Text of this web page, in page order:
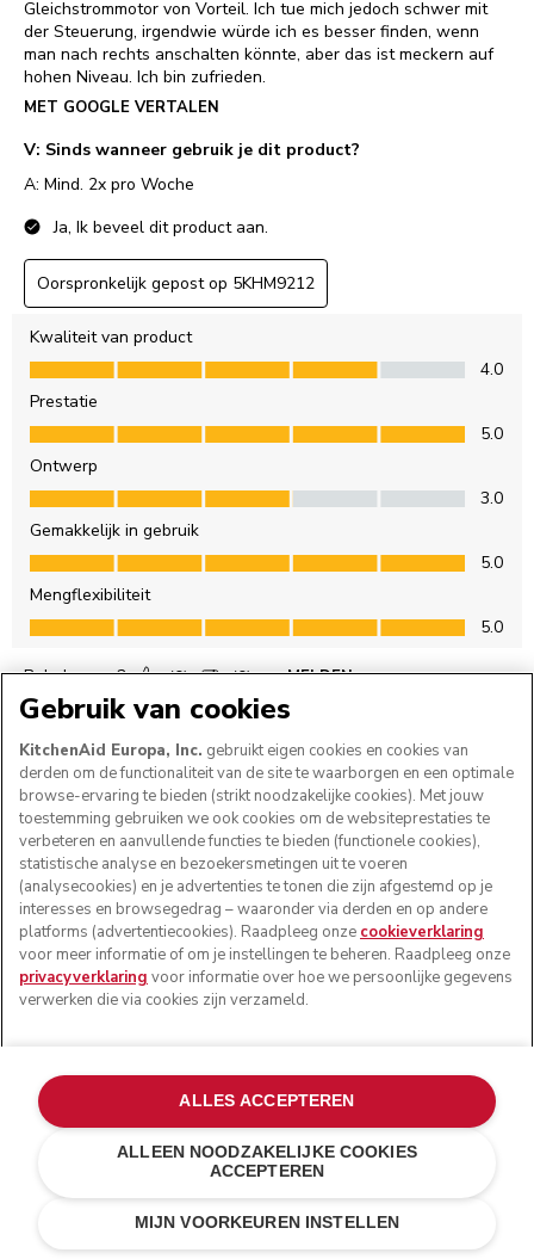
Kosten besparen€ 42,25
Gebruik van cookies
KitchenAid Europa, Inc. gebruikt eigen cookies en cookies van
derden om de functionaliteit van de site te waarborgen en een optimale
browse-ervaring te bieden (strikt noodzakelijke cookies). Met jouw
toestemming gebruiken we ook cookies om de websiteprestaties te
verbeteren en aanvullende functies te bieden (functionele cookies),
statistische analyse en bezoekersmetingen uit te voeren
(analysecookies) en je advertenties te tonen die zijn afgestemd op je
interesses en browsegedrag – waaronder via derden en op andere
platforms (advertentiecookies). Raadpleeg onze cookieverklaring
voor meer informatie of om je instellingen te beheren. Raadpleeg onze
privacyverklaring voor informatie over hoe we persoonlijke gegevens
verwerken die via cookies zijn verzameld.
MIJN VOORKEUREN INSTELLEN
ALLEEN NOODZAKELIJKE COOKIES
ACCEPTEREN
ALLES ACCEPTEREN